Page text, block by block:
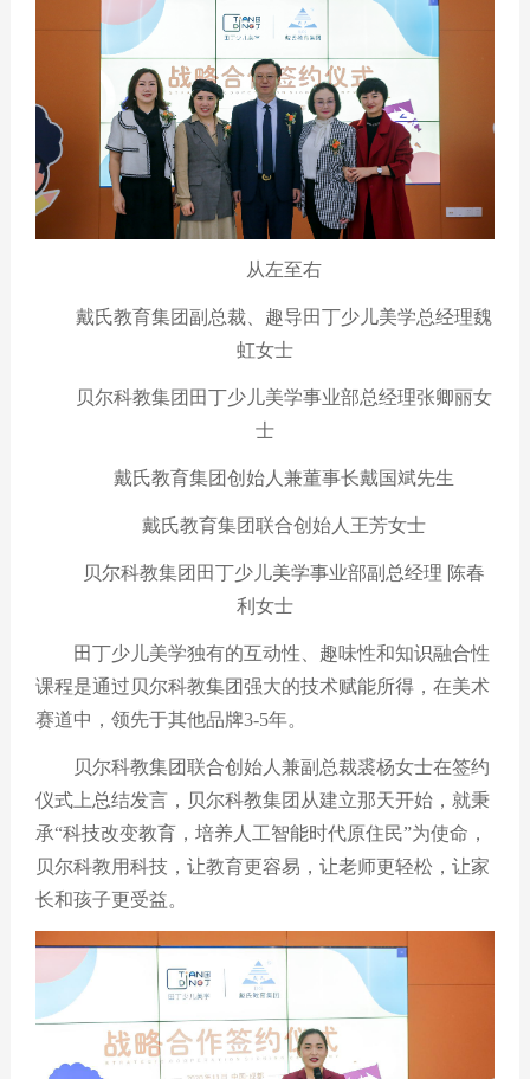
从左至右
戴氏教育集团副总裁、趣导田丁少儿美学总经理魏
虹女士
贝尔科教集团田丁少儿美学事业部总经理张卿丽女
士
戴氏教育集团创始人兼董事长戴国斌先生
戴氏教育集团联合创始人王芳女士
贝尔科教集团田丁少儿美学事业部副总经理 陈春
利女士
田丁少儿美学独有的互动性、趣味性和知识融合性
课程是通过贝尔科教集团强大的技术赋能所得，在美术
赛道中，领先于其他品牌3-5年。
贝尔科教集团联合创始人兼副总裁裘杨女士在签约
仪式上总结发言，贝尔科教集团从建立那天开始，就秉
承“科技改变教育，培养人工智能时代原住民”为使命，
贝尔科教用科技，让教育更容易，让老师更轻松，让家
长和孩子更受益。